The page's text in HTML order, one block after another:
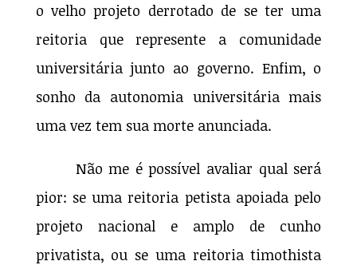
o velho projeto derrotado de se ter uma
reitoria que represente a comunidade
universitária junto ao governo. Enfim, o
sonho da autonomia universitária mais
uma vez tem sua morte anunciada.
Não me é possível avaliar qual será
pior: se uma reitoria petista apoiada pelo
projeto nacional e amplo de cunho
privatista, ou se uma reitoria timothista